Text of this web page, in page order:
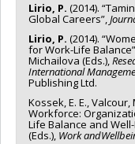
Lirio, P. (2014).
Global Careers”,
Lirio, P. (2014).
for Work-Life
Michailova (Eds.),
International
Publishing Ltd.
Kossek, E. E., Valcour,
Workforce:
Life Balance and
(Eds.), Workand